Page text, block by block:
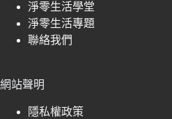
淨零生活學堂
淨零生活專題
聯絡我們
網站聲明
隱私權政策